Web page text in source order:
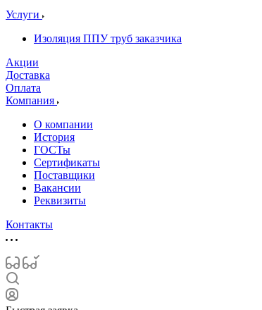
Услуги
Изоляция ППУ труб заказчика
Акции
Доставка
Оплата
Компания
О компании
История
ГОСТы
Сертификаты
Поставщики
Вакансии
Реквизиты
Контакты